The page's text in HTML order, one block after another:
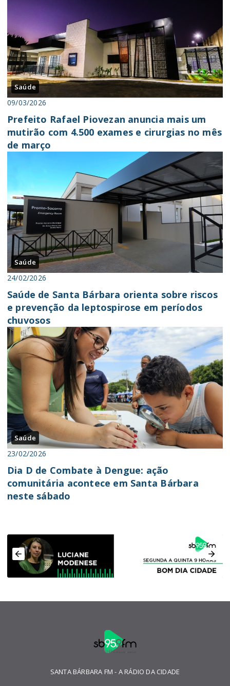
Saúde
09/03/2026
Prefeito Rafael Piovezan anuncia mais um
mutirão com 4.500 exames e cirurgias no mês
de março
Saúde
24/02/2026
Saúde de Santa Bárbara orienta sobre riscos
e prevenção da leptospirose em períodos
chuvosos
Saúde
23/02/2026
Dia D de Combate à Dengue: ação
comunitária acontece em Santa Bárbara
neste sábado
SANTA BÁRBARA FM - A RÁDIO DA CIDADE